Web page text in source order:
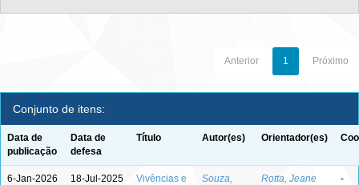
Anterior 1 Próximo
Conjunto de itens:
Data de
publicação
Data de
defesa
Título Autor(es) Orientador(es)
6-Jan-2026 18-Jul-2025
Vivências e
Souza,
Rotta, Jeane
-